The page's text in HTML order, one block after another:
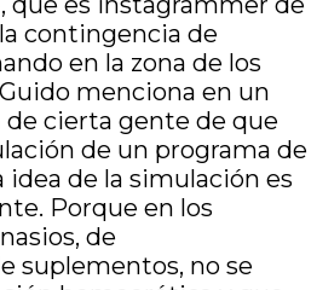
contingencia de
en la zona de los
menciona en un
cierta gente de que
de un programa de
de la simulación es
Porque en los
de
suplementos, no se